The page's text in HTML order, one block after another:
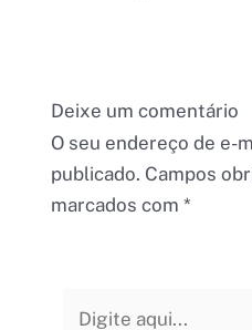
Deixe um comentário
O seu endereço de e-
publicado. Campos
marcados com *